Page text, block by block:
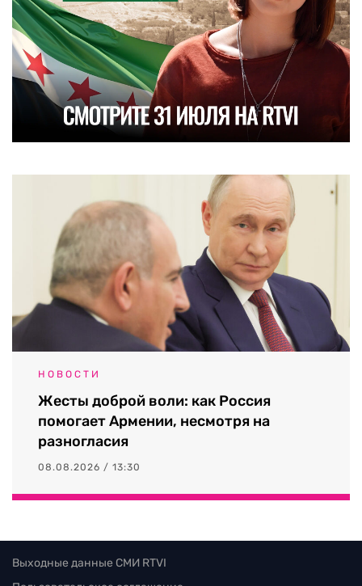
НОВОСТИ
Жесты доброй воли: как Россия
помогает Армении, несмотря на
разногласия
08.08.2026 / 13:30
Выходные данные СМИ RTVI